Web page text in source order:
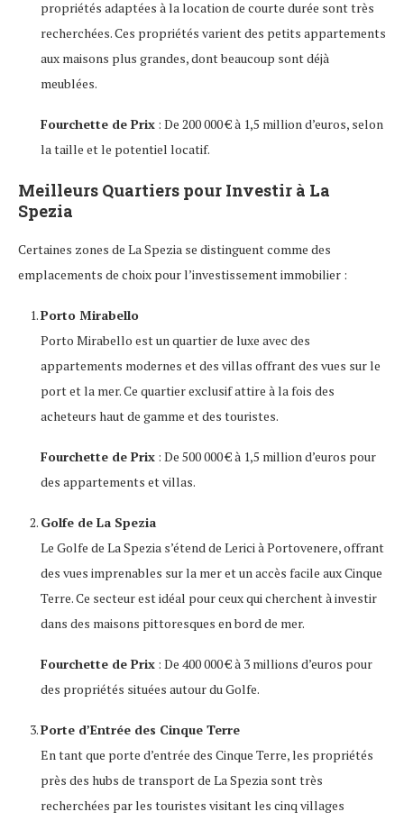
propriétés adaptées à la location de courte durée sont très
recherchées. Ces propriétés varient des petits appartements
aux maisons plus grandes, dont beaucoup sont déjà
meublées.
Fourchette de Prix : De 200 000 € à 1,5 million d’euros, selon
la taille et le potentiel locatif.
Meilleurs Quartiers pour Investir à La
Spezia
Certaines zones de La Spezia se distinguent comme des
emplacements de choix pour l’investissement immobilier :
Porto Mirabello
Porto Mirabello est un quartier de luxe avec des
appartements modernes et des villas offrant des vues sur le
port et la mer. Ce quartier exclusif attire à la fois des
acheteurs haut de gamme et des touristes.
Fourchette de Prix : De 500 000 € à 1,5 million d’euros pour
des appartements et villas.
Golfe de La Spezia
Le Golfe de La Spezia s’étend de Lerici à Portovenere, offrant
des vues imprenables sur la mer et un accès facile aux Cinque
Terre. Ce secteur est idéal pour ceux qui cherchent à investir
dans des maisons pittoresques en bord de mer.
Fourchette de Prix : De 400 000 € à 3 millions d’euros pour
des propriétés situées autour du Golfe.
Porte d’Entrée des Cinque Terre
En tant que porte d’entrée des Cinque Terre, les propriétés
près des hubs de transport de La Spezia sont très
recherchées par les touristes visitant les cinq villages